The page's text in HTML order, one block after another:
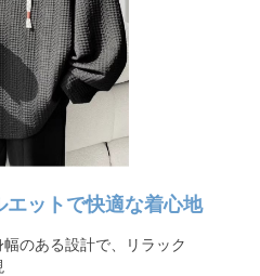
エットで快適な着心地
のある設計で、リラック